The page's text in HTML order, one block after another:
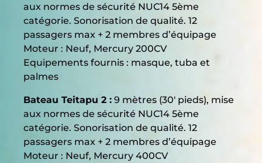
aux normes de sécurité NUC14 5ème
catégorie. Sonorisation de qualité. 12
passagers max + 2 membres d’équipage
Moteur : Neuf, Mercury 200CV
Equipements fournis : masque, tuba et
palmes
Bateau Teitapu 2 : 9 mètres (30′ pieds), mise
aux normes de sécurité NUC14 5ème
catégorie. Sonorisation de qualité. 12
passagers max + 2 membres d’équipage
Moteur : Neuf, Mercury 400CV